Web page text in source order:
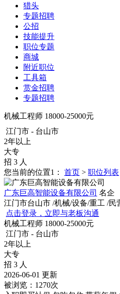
猎头
专题招聘
公招
技能提升
职位专题
商城
附近职位
工具箱
赏金招聘
专题招聘
机械工程师 18000-25000元
江门市 - 台山市
2年以上
大专
招 3 人
您当前的位置1： 首页 > 职位列表
广东巨高智能设备有限公司 名企
江门市台山市 /机械/设备/重工 /民
点击登录，立即与老板沟通
机械工程师 18000-25000元
江门市 - 台山市
2年以上
大专
招 3 人
2026-06-01 更新
被浏览： 1270次